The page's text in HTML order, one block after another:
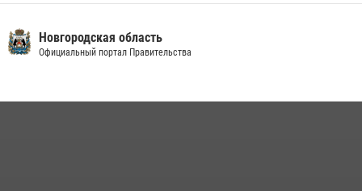
16 июля 2026, 12:06 3
медицине
Новгородская область
Официальный портал Правительства